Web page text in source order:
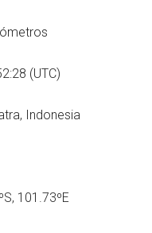
(UTC)
Indonesia
101.73ºE